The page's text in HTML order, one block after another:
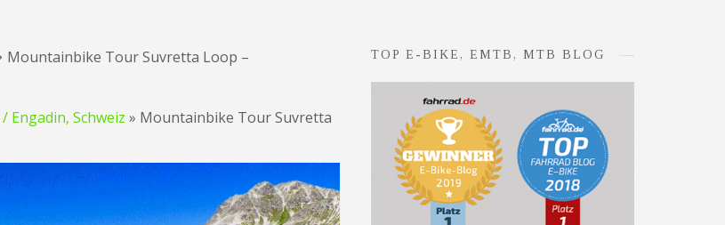
Mountainbike Tour Suvretta Loop –
Engadin, Schweiz » Mountainbike Tour Suvretta
TOP E-BIKE, EMTB, MTB BLOG